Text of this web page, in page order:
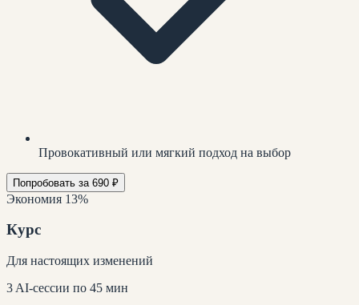
Провокативный или мягкий подход на выбор
Попробовать за 690 ₽
Экономия 13%
Курс
Для настоящих изменений
3 AI-сессии по 45 мин